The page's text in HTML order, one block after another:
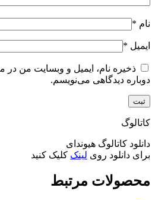
نام *
ایمیل *
ذخیره نام، ایمیل و وبسایت من در
دوباره دیدگاهی می‌نویسم.
کاتالوگ
دانلود کاتالوگ هیوندای
برای دانلود روی لینک کلیک کنید
محصولات مرتبط